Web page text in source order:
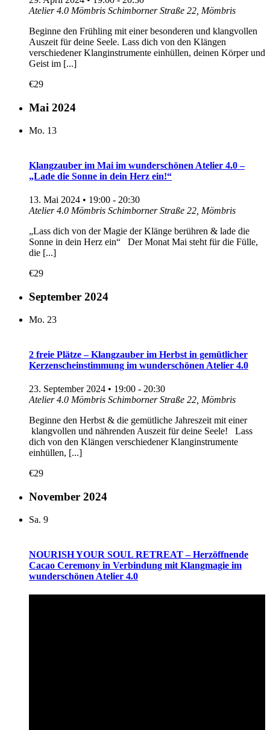
Atelier 4.0 Mömbris Schimborner Straße 22, Mömbris
Beginne den Frühling mit einer besonderen und klangvollen
Auszeit für deine Seele. Lass dich von den Klängen
verschiedener Klanginstrumente einhüllen, deinen Körper und
Geist im [...]
€29
Mai 2024
Mo. 13
Klangzauber im Mai im wunderschönen Atelier 4.0 –
„Lade die Sonne in dein Herz ein!“
13. Mai 2024 • 19:00 - 20:30
Atelier 4.0 Mömbris Schimborner Straße 22, Mömbris
„Lass dich von der Magie der Klänge berühren & lade die
Sonne in dein Herz ein“ Der Monat Mai steht für die Fülle,
die [...]
€29
September 2024
Mo. 23
2 freie Plätze – Klangzauber im Herbst in gemütlicher
Kerzenscheinstimmung im wunderschönen Atelier 4.0
23. September 2024 • 19:00 - 20:30
Atelier 4.0 Mömbris Schimborner Straße 22, Mömbris
Beginne den Herbst & die gemütliche Jahreszeit mit einer
klangvollen und nährenden Auszeit für deine Seele! Lass
dich von den Klängen verschiedener Klanginstrumente
einhüllen, [...]
€29
November 2024
Sa. 9
NOURISH YOUR SOUL RETREAT – Herzöffnende
Cacao Ceremony in Verbindung mit Klangmagie im
wunderschönen Atelier 4.0